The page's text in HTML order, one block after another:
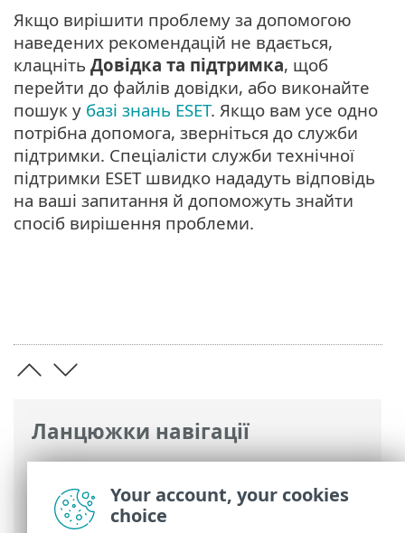
Ланцюжки навігації
Інтерактивна довідка ESET>ESET
Internet Security>Робота з ESET
Internet Security
Якщо вирішити проблему за допомогою
наведених рекомендацій не вдається,
клацніть Довідка та підтримка, щоб
перейти до файлів довідки, або виконайте
пошук у базі знань ESET. Якщо вам усе одно
потрібна допомога, зверніться до служби
підтримки. Спеціалісти служби технічної
підтримки ESET швидко нададуть відповідь
на ваші запитання й допоможуть знайти
спосіб вирішення проблеми.
Your account, your cookies
choice